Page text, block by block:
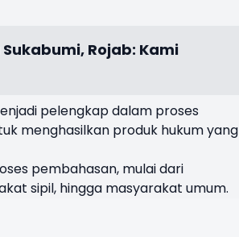
Rojab: Kami
pelengkap dalam proses
menghasilkan produk hukum yang
pembahasan, mulai dari
sipil, hingga masyarakat umum.